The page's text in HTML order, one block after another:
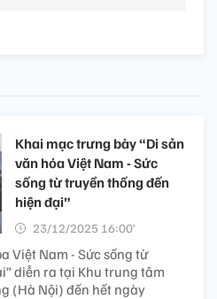
Khai mạc trưng bày “Di sản
văn hóa Việt Nam - Sức
sống từ truyền thống đến
hiện đại”
23/12/2025 16:00’
Việt Nam - Sức sống từ
diễn ra tại Khu trung tâm
(Hà Nội) đến hết ngày